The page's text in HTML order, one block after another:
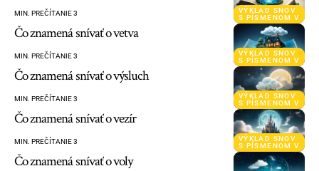
VÝKLAD SNOV
S PÍSMENOM V
MIN. PREČÍTANIE 3
VÝKLAD SNOV
S PÍSMENOM V
Čo znamená snívať o vetva
MIN. PREČÍTANIE 3
VÝKLAD SNOV
S PÍSMENOM V
Čo znamená snívať o výsluch
MIN. PREČÍTANIE 3
VÝKLAD SNOV
S PÍSMENOM V
Čo znamená snívať o vezír
MIN. PREČÍTANIE 3
Čo znamená snívať o voly